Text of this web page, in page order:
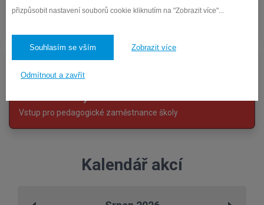
přizpůsobit nastavení souborů cookie kliknutím na "Zobrazit více"...
Souhlasím se vším Zobrazit více
Odmítnout a zavřít
Objednávka obědů
Vstup pro pedagogické zaměstnance školy
Kalendář akcí